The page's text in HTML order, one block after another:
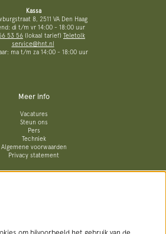
Kassa
8, 2511 VA Den Haag
di t/m vr 14:00 - 18:00 uur
53 56 (lokaal tarief) Teletolk
service@hnt.nl
ma t/m za 14:00 - 18:00 uur
Meer info
Vacatures
Steun ons
Pers
Techniek
Algemene voorwaarden
Privacy statement